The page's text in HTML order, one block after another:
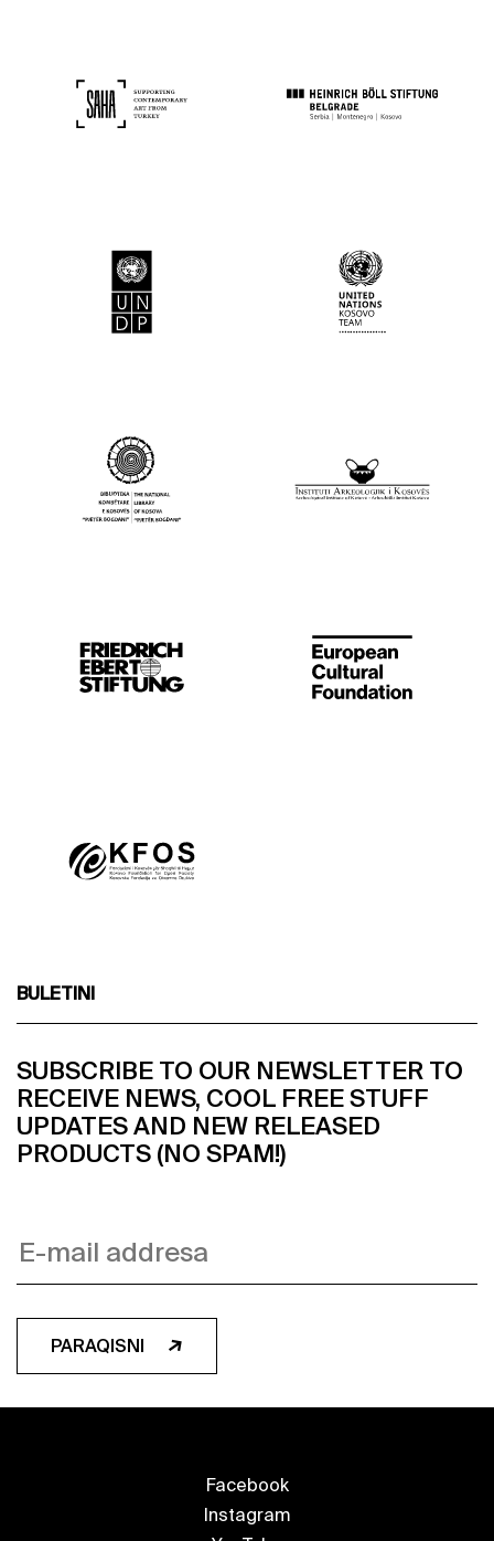
BULETINI
SUBSCRIBE TO OUR NEWSLETTER TO
RECEIVE NEWS, COOL FREE STUFF
UPDATES AND NEW RELEASED
PRODUCTS (NO SPAM!)
PARAQISNI
Facebook
Instagram